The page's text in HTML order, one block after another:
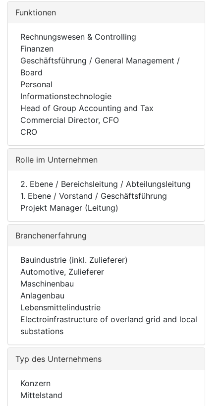
Funktionen
Rechnungswesen & Controlling
Finanzen
Geschäftsführung / General Management /
Board
Personal
Informationstechnologie
Head of Group Accounting and Tax
Commercial Director, CFO
CRO
Rolle im Unternehmen
2. Ebene / Bereichsleitung / Abteilungsleitung
1. Ebene / Vorstand / Geschäftsführung
Projekt Manager (Leitung)
Branchenerfahrung
Bauindustrie (inkl. Zulieferer)
Automotive, Zulieferer
Maschinenbau
Anlagenbau
Lebensmittelindustrie
Electroinfrastructure of overland grid and local
substations
Typ des Unternehmens
Konzern
Mittelstand